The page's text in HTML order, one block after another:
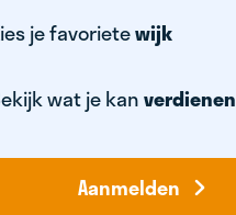
je favorietewijk
wat je kanverdienen
Aanmelden